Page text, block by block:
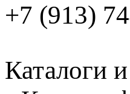
+7 (913)
Каталоги